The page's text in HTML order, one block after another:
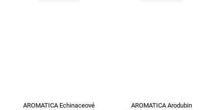
AROMATICA Echinaceové
AROMATICA Arodubin